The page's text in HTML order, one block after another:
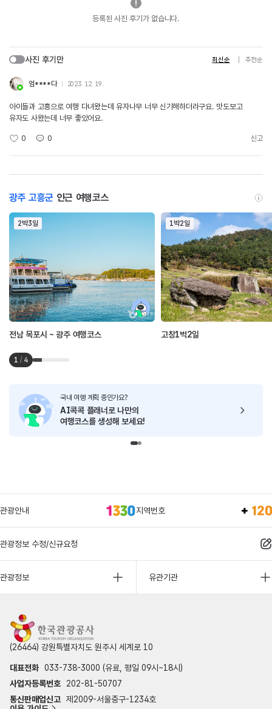
등록된 사진 후기가 없습니다.
사진 후기만 최신순 추천순
엄****다 2023. 12. 19.
아이들과 고흥으로 여행 다녀왔는데 유자나무 너무 신기해하더라구요. 맛도보고
유자도 사왔는데 너무 좋았어요.
0 0 신고
광주 고흥군 인근 여행코스
2박3일
전남 목포시 ~ 광주 여행코스
1박2일
고창1벅2일
1 / 4
국내 여행 계획 중인가요?
AI콕콕 플래너로 나만의
여행코스를 생성해 보세요!
관광안내 지역번호
관광정보 수정/신규요청
관광정보 유관기관
(26464) 강원특별자치도 원주시 세계로 10
대표전화 033-738-3000 (유료, 평일 09시~18시)
사업자등록번호 202-81-50707
통신판매업신고 제2009-서울중구-1234호